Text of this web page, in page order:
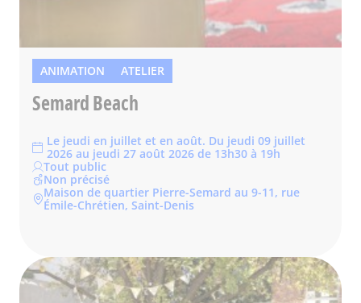
ANIMATION ATELIER
Semard Beach
Le jeudi en juillet et en août. Du jeudi 09 juillet
2026 au jeudi 27 août 2026 de 13h30 à 19h
Tout public
Non précisé
Maison de quartier Pierre-Semard au 9-11, rue
Émile-Chrétien, Saint-Denis